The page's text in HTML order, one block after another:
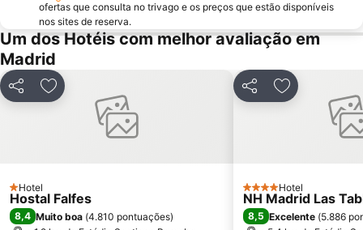
Praça da Espanha
San Blas
Praça de touros das Ventas
Ibiza
Atocha Metro Station
Carabanchel
Malasaña
Gran Vía Metro Station
Tetuán
Praça da Cibeles
Centro Comercial Gran Vía de Hortaleza
Santiago Bernabéu Metro Station
ofertas que consulta no trivago e os preços que estão disponíveis
nos sites de reserva.
Um dos Hotéis com melhor avaliação em
Madrid
PartilharAdicionar aos favoritos
1 Estrelas
Hotel
Hostal Falfes
8,4 Muito boa (4.810 pontuações)
PartilharAdicionar
4 Estrelas
Hotel
NH Madrid Las
8,5 Excelente (5.886